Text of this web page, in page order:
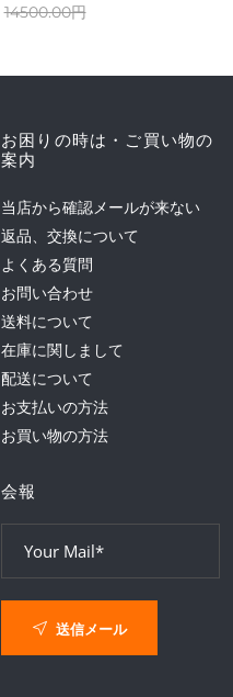
14500.00円
お困りの時は・ご買い物の
案内
当店から確認メールが来ない
返品、交換について
よくある質問
お問い合わせ
送料について
在庫に関しまして
配送について
お支払いの方法
お買い物の方法
会報
送信メール